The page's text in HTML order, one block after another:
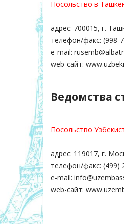
Посольство в
адрес: 700015, г.
телефон/факс: (998-
e-mail:
web-сайт:
Ведомства
Посольство
адрес: 119017, г.
телефон/факс: (499)
e-mail:
web-сайт: